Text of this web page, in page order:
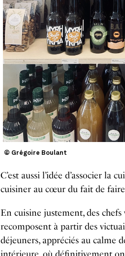
© Grégoire Boulant
C’est aussi l’idée d’associer la
cuisiner au cœur du fait de faire
En cuisine justement, des
recomposent à partir des
déjeuners, appréciés au calme